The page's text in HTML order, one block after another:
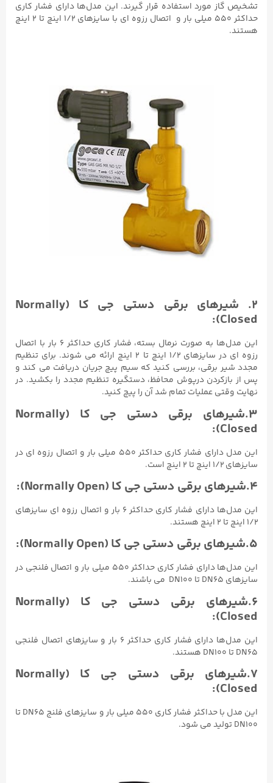
تشخیص گاز مورد استفاده قرار گیرند. این مدل‌ها دارای فشار کاری
حداکثر ۵۵۰ میلی بار و اتصال رزوه ای با سایزهای ۱/۲ اینچ تا ۲ اینچ
هستند.
۲. شیرهای برقی دستی جی کا (Normally
Closed):
این مدل‌ها به صورت نرمال بسته، فشار کاری حداکثر ۶ بار با اتصال
رزوه ای در سایزهای ۱/۲ اینچ تا ۲ اینچ ارائه می شوند. برای تنظیم
مجدد شیر برقی، بررسی کنید که سیم پیچ جریان دریافت می کند و
پس از بازکردن درپوش محافظ، دستگیره تنظیم مجدد را بکشید. در
نهایت وقتی عملیات تمام شد آن را پیچ کنید.
۳.شیرهای برقی دستی جی کا (Normally
Closed):
این مدل‌ دارای فشار کاری حداکثر ۵۵۰ میلی بار و اتصال رزوه ای در
سایزهای ۱/۲ اینچ تا ۲ اینچ است.
۴.شیرهای برقی دستی جی کا (Normally Open):
این مدل‌ها دارای فشار کاری حداکثر ۶ بار و اتصال رزوه ای سایزهای
۱/۲ اینچ تا ۲ اینچ هستند.
۵.شیرهای برقی دستی جی کا (Normally Open):
این مدل‌ها دارای فشار کاری حداکثر ۵۵۰ میلی بار و اتصال فلنجی در
سایزهای DN65 تا DN100 می باشند.
۶.شیرهای برقی دستی جی کا (Normally
Closed):
این مدل‌ها دارای فشار کاری حداکثر ۶ بار و سایزهای اتصال فلنجی
DN65 تا DN100 هستند.
۷.شیرهای برقی دستی جی کا (Normally
Closed):
این مدل‌ با حداکثر فشار کاری ۵۵۰ میلی بار و سایزهای فلنج DN65 تا
DN100 تولید می شود.